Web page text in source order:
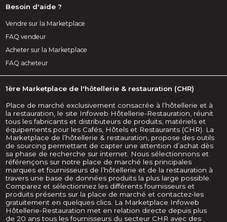
Besoin d'aide ?
Vendre sur la Marketplace
FAQ vendeur
Acheter sur la Marketplace
FAQ acheteur
1ère Marketplace de l'hôtellerie & restauration (CHR)
Place de marché exclusivement consacrée à l’hôtellerie et à
la restauration, le site Infoweb Hôtellerie-Restauration, réunit
tous les fabricants et distributeurs de produits, matériels et
équipements pour les Cafés, Hôtels et Restaurants (CHR). La
Marketplace de l’hôtellerie & restauration, propose des outils
de sourcing permettant de capter une attention d’achat dès
sa phase de recherche sur internet. Nous sélectionnons et
référençons sur notre place de marché les principales
marques et fournisseurs de l’hôtellerie et de la restauration à
travers une base de données produits la plus large possible.
Comparez et sélectionnez les différents fournisseurs et
produits présents sur la place de marché et contactez-les
gratuitement en quelques clics. La Marketplace Infoweb
Hôtellerie-Restauration met en relation directe depuis plus
de 20 ans tous les fournisseurs du secteur CHR avec des